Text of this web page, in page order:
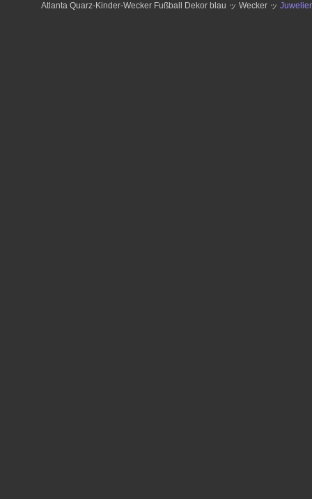
Atlanta Quarz-Kinder-Wecker Fußball Dekor blau ッ Wecker ッ